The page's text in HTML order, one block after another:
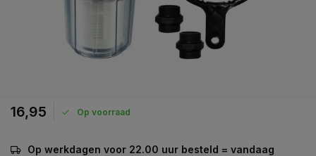
16,95 Op voorraad
Op werkdagen voor 22.00 uur besteld = vandaag